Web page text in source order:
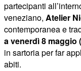
partecipanti
veneziano, Atelier
contemporanea e
a venerdì 8 maggio
in sartoria per far
abiti.